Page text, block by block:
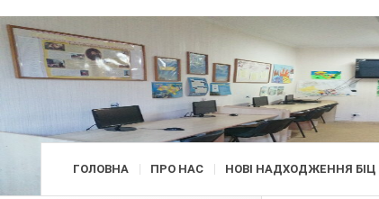
ГОЛОВНА ПРО НАС НОВІ НАДХОДЖЕННЯ БІЦ